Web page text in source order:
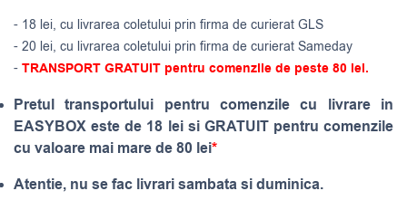
- 18 lei, cu livrarea coletului prin firma de curierat GLS
- 20 lei, cu livrarea coletului prin firma de curierat Sameday
- TRANSPORT GRATUIT pentru comenzile de peste 80 lei.
Pretul transportului pentru comenzile cu livrare in
EASYBOX este de 18 lei si GRATUIT pentru comenzile
cu valoare mai mare de 80 lei*
Atentie, nu se fac livrari sambata si duminica.